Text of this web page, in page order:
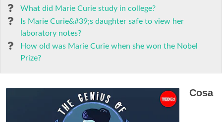
What did Marie Curie study in college?
Is Marie Curie&#39;s daughter safe to view her
laboratory notes?
How old was Marie Curie when she won the Nobel
Prize?
Cosa